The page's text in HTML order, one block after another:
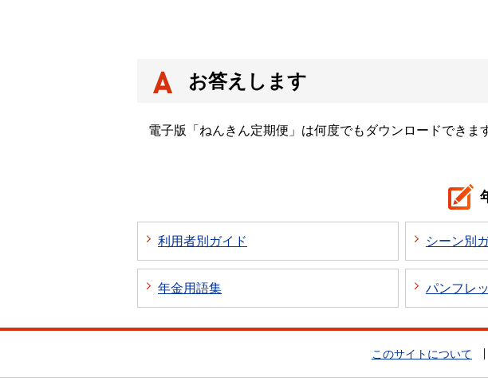
お答えします
電子版「ねんきん定期便」は何度でもダウンロードできま
利用者別ガイド シーン別
年金用語集 パンフレ
このサイトについて